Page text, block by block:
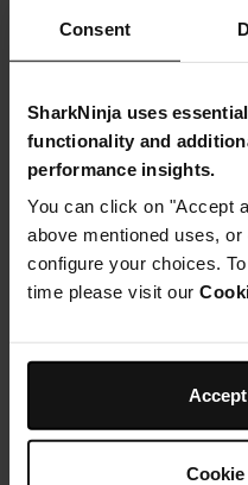
Consent
SharkNinja uses
functionality and
performance insights.
You can click on "Accept
above mentioned uses,
configure your choices.
time please visit our
Instructions
Étape 1
Préchauffez le four à
plat allant au four.
Étape 2
Mélangez les flocons
poudre, la cannelle, puis
versez le tout. Remuez
jusqu'à ce que le
répartissez-le sur les
couteau pour faire un